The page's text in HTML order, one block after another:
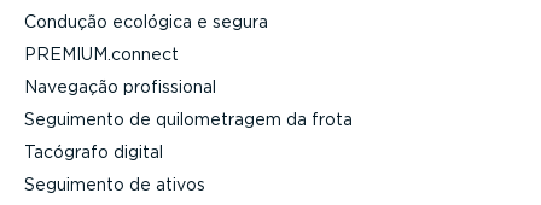
Condução ecológica e segura
PREMIUM.connect
Navegação profis­sional
Seguimento de quilo­me­tragem da frota
Tacógrafo digital
Seguimento de ativos